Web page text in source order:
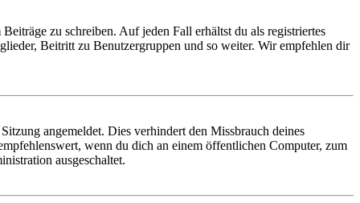
zu schreiben. Auf jeden Fall erhältst du als registriertes
Beitritt zu Benutzergruppen und so weiter. Wir empfehlen dir
angemeldet. Dies verhindert den Missbrauch deines
wenn du dich an einem öffentlichen Computer, zum
ausgeschaltet.